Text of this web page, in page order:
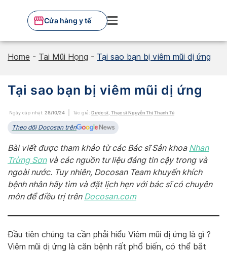
content
Cửa hàng y tế
Home - Tai Mũi Họng - Tại sao bạn bị viêm mũi dị ứng
Tại sao bạn bị viêm mũi dị ứng
Ngày cập nhật: 28/10/24 Tác giả: Dược sĩ, Thạc sĩ Nguyễn Thị Thanh Tú
Theo dõi Docosan trên
Bài viết được tham khảo từ các Bác sĩ Sản khoa Nhan
Trừng Sơnvà các nguồn tư liệu đáng tin cậy trong và
ngoài nước. Tuy nhiên, Docosan Team khuyến khích
bệnh nhân hãy tìm và đặt lịch hẹn với bác sĩ có chuyên
môn để điều trị trên Docosan.com
Đầu tiên chúng ta cần phải hiểu Viêm mũi dị ứng là gì ?
Viêm mũi dị ứng là căn bệnh rất phổ biến, có thể bắt